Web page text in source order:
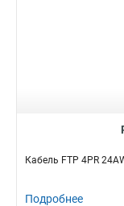
Кабель FTP 4PR
Подробнее